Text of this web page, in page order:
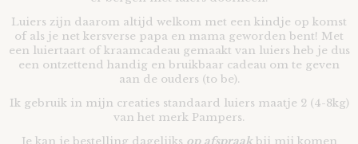
Luiers zijn daarom altijd welkom met een kindje op komst
of als je net kersverse papa en mama geworden bent! Met
een luiertaart of kraamcadeau gemaakt van luiers heb je dus
een ontzettend handig en bruikbaar cadeau om te geven
aan de ouders (to be).
Ik gebruik in mijn creaties standaard luiers maatje 2 (4-8kg)
van het merk Pampers.
Je kan je bestelling dagelijks op afspraakbij mij komen